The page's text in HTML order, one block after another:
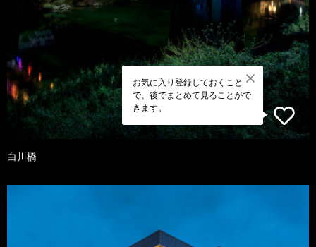
お気に入り登録しておくこと
で、後でまとめて見ることがで
きます。
白川橋